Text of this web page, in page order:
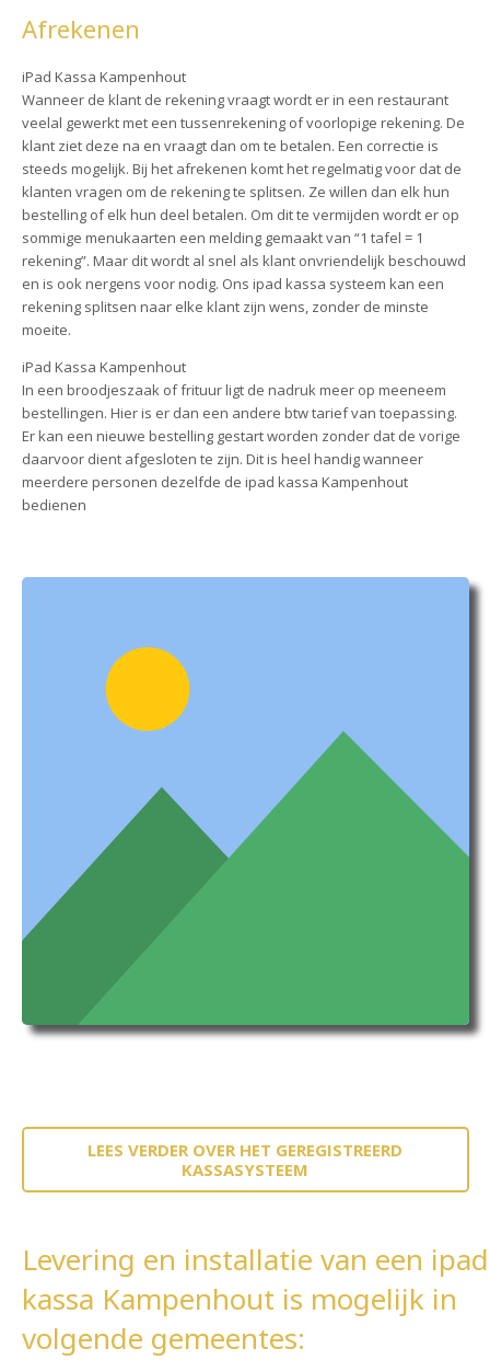
Afrekenen
iPad Kassa Kampenhout
Wanneer de klant de rekening vraagt wordt er in een restaurant
veelal gewerkt met een tussenrekening of voorlopige rekening. De
klant ziet deze na en vraagt dan om te betalen. Een correctie is
steeds mogelijk. Bij het afrekenen komt het regelmatig voor dat de
klanten vragen om de rekening te splitsen. Ze willen dan elk hun
bestelling of elk hun deel betalen. Om dit te vermijden wordt er op
sommige menukaarten een melding gemaakt van “1 tafel = 1
rekening”. Maar dit wordt al snel als klant onvriendelijk beschouwd
en is ook nergens voor nodig. Ons ipad kassa systeem kan een
rekening splitsen naar elke klant zijn wens, zonder de minste
moeite.
iPad Kassa Kampenhout
In een broodjeszaak of frituur ligt de nadruk meer op meeneem
bestellingen. Hier is er dan een andere btw tarief van toepassing.
Er kan een nieuwe bestelling gestart worden zonder dat de vorige
daarvoor dient afgesloten te zijn. Dit is heel handig wanneer
meerdere personen dezelfde de ipad kassa Kampenhout
bedienen
LEES VERDER OVER HET GEREGISTREERD
KASSASYSTEEM
Levering en installatie van een ipad
kassa Kampenhout is mogelijk in
volgende gemeentes: